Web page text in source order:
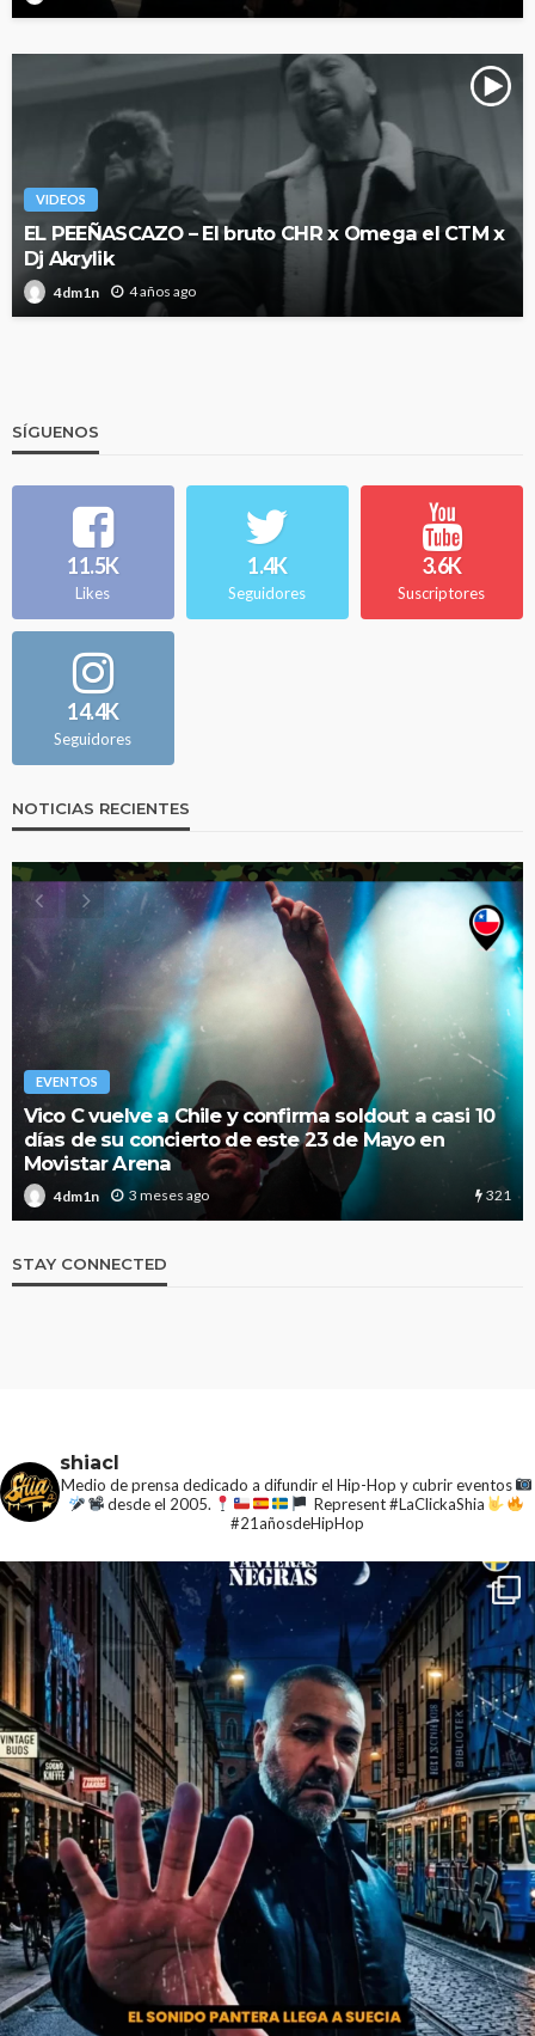
VIDEOS
EL PEEÑASCAZO – El bruto CHR x Omega el CTM x
Dj Akrylik
4dm1n 4 años ago
SÍGUENOS
11.5K
Likes
1.4K
Seguidores
3.6K
Suscriptores
14.4K
Seguidores
NOTICIAS RECIENTES
EVENTOS
La Mala Rodriguez estará este 16 de Junio en
Estocolmo
junto a Molotov
4dm1n 2 meses ago 332
STAY CONNECTED
shiacl
Medio de prensa dedicado a difundir el Hip-Hop y cubrir eventos
desde el 2005.
Represent #LaClickaShia
#21añosdeHipHop